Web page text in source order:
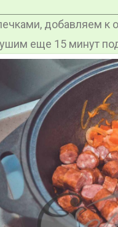
добавляем
еще 15 минут